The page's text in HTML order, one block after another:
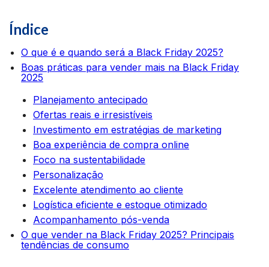
Índice
O que é e quando será a Black Friday 2025?
Boas práticas para vender mais na Black Friday
2025
Planejamento antecipado
Ofertas reais e irresistíveis
Investimento em estratégias de marketing
Boa experiência de compra online
Foco na sustentabilidade
Personalização
Excelente atendimento ao cliente
Logística eficiente e estoque otimizado
Acompanhamento pós-venda
O que vender na Black Friday 2025? Principais
tendências de consumo